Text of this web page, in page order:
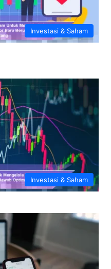
Investasi & Saham
Investasi & Saham